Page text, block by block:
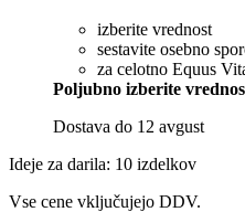
izberite vrednost
sestavite osebno
za celotno Equus
Poljubno izberite
Dostava do 12 avgust
Ideje za darila: 10 izdelkov
Vse cene vključujejo DDV.